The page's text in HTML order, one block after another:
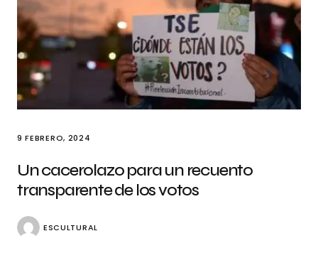
9 FEBRERO, 2024
Un cacerolazo para un recuento
transparente de los votos
ESCULTURAL